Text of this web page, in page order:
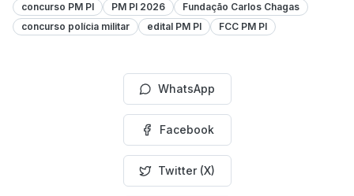
concurso PM PI PM PI 2026
Fundação Carlos Chagas
concurso polícia militar
edital PM PI FCC PM PI
WhatsApp
Facebook
Twitter (X)